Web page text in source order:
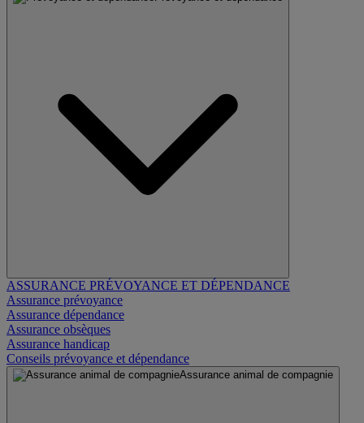
ASSURANCE PRÉVOYANCE ET DÉPENDANCE
Assurance prévoyance
Assurance dépendance
Assurance obsèques
Assurance handicap
Conseils prévoyance et dépendance
Assurance animal de compagnie